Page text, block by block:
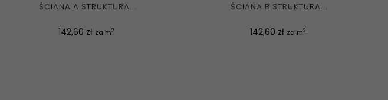
ŚCIANA A STRUKTURA...
Cena
142,60 zł za m2
ŚCIANA B STRUKTURA...
Cena
142,60 zł za m2